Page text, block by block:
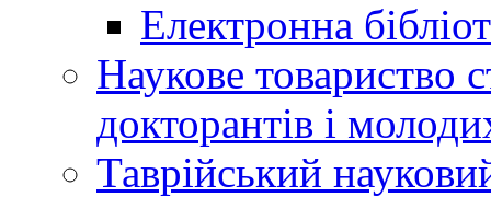
Електронна
Наукове товариство
докторантів і
Таврійський